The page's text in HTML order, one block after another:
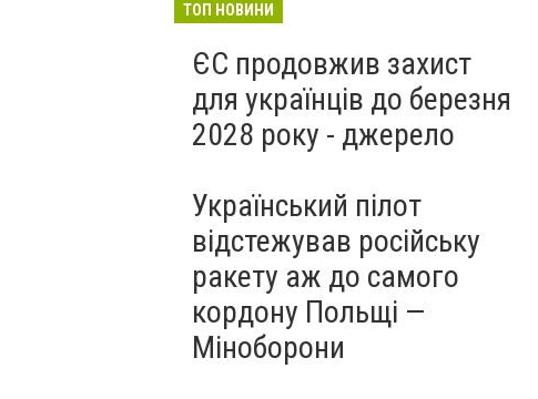
ТОП НОВИНИ
ЄС продовжив захист
для українців до березня
2028 року - джерело
Український пілот
відстежував російську
ракету аж до самого
кордону Польщі —
Міноборони